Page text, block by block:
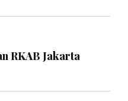
RKAB Jakarta